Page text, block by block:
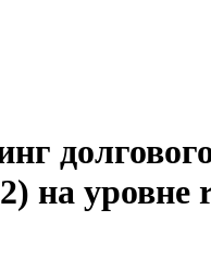
на уровне